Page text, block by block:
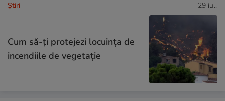
Ştiri 29 iul.
Cum să-ți protejezi locuința de
incendiile de vegetație